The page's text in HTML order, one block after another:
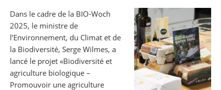
Dans le cadre de la BIO-Woch
2025, le ministre de
l’Environnement, du Climat et de
la Biodiversité, Serge Wilmes, a
lancé le projet «Biodiversité et
agriculture biologique –
Promouvoir une agriculture